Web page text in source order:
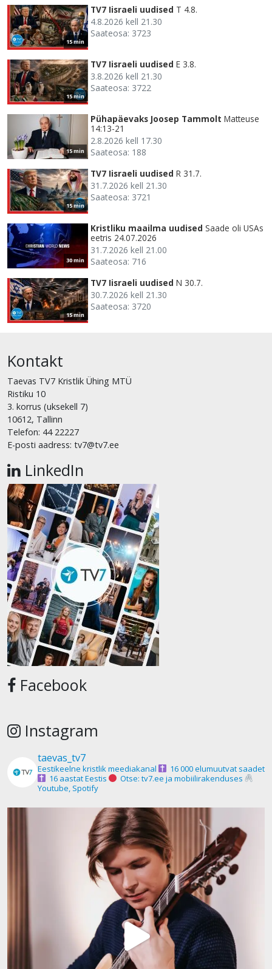
15 min
TV7 Iisraeli uudised T 4.8.
4.8.2026 kell 21.30
Saateosa: 3723
15 min
TV7 Iisraeli uudised E 3.8.
3.8.2026 kell 21.30
Saateosa: 3722
15 min
Pühapäevaks Joosep Tammolt Matteuse
14:13-21
2.8.2026 kell 17.30
Saateosa: 188
15 min
TV7 Iisraeli uudised R 31.7.
31.7.2026 kell 21.30
Saateosa: 3721
30 min
Kristliku maailma uudised Saade oli USAs
eetris 24.07.2026
31.7.2026 kell 21.00
Saateosa: 716
15 min
TV7 Iisraeli uudised N 30.7.
30.7.2026 kell 21.30
Saateosa: 3720
Kontakt
Taevas TV7 Kristlik Ühing MTÜ
Ristiku 10
3. korrus (uksekell 7)
10612, Tallinn
Telefon: 44 22227
E-posti aadress: tv7@tv7.ee
LinkedIn
Facebook
Instagram
taevas_tv7
Eestikeelne kristlik meediakanal
16 000 elumuutvat saadet
16 aastat Eestis
Otse: tv7.ee ja mobiilirakenduses
Youtube, Spotify